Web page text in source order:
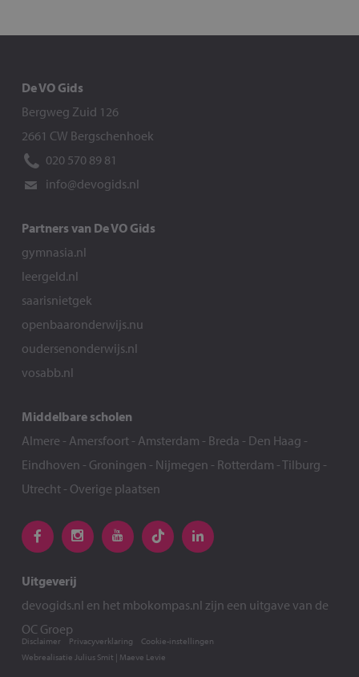
De VO Gids
Bergweg Zuid 126
2661 CW Bergschenhoek
020 570 89 81
info@devogids.nl
Partners van De VO Gids
gymnasia.nl
leergeld.nl
saarisnietgek
openbaaronderwijs.nu
oudersenonderwijs.nl
vosabb.nl
Middelbare scholen
Almere - Amersfoort- Amsterdam - Breda - Den Haag -
Eindhoven - Groningen - Nijmegen - Rotterdam -Tilburg -
Utrecht- Overige plaatsen
Uitgeverij
devogids.nl en het mbokompas.nl zijn een uitgave van de
OC Groep
Webrealisatie Julius Smit | Maeve Levie
Disclaimer Privacyverklaring Cookie-instellingen